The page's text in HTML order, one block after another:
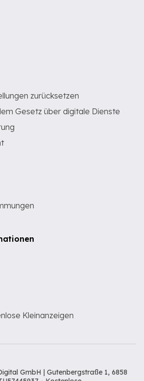
zurücksetzen
Gesetz über digitale Dienste
Kleinanzeigen
GmbH | Gutenbergstraße 1, 6858